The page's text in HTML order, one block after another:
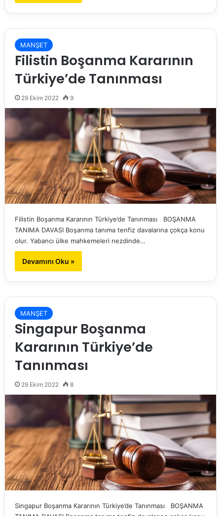
MANŞET
Filistin Boşanma Kararının
Türkiye’de Tanınması
29 Ekim 2022 9
Filistin Boşanma Kararının Türkiye’de Tanınması BOŞANMA
TANIMA DAVASI Boşanma tanıma tenfiz davalarına çokça konu
olur. Yabancı ülke mahkemeleri nezdinde…
Devamını Oku »
MANŞET
Singapur Boşanma
Kararının Türkiye’de
Tanınması
29 Ekim 2022 8
Singapur Boşanma Kararının Türkiye’de Tanınması BOŞANMA